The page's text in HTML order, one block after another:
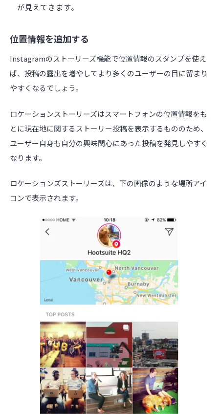
が見えてきます。
位置情報を追加する
Instagramのストーリーズ機能で位置情報のスタンプを使え
ば、投稿の露出を増やしてより多くのユーザーの目に留まり
やすくなるでしょう。
ロケーションストーリーズはスマートフォンの位置情報をも
とに現在地に関するストーリー投稿を表示するもののため、
ユーザー自身も自分の興味関心にあった投稿を発見しやすく
なります。
ロケーションズストーリーズは、下の画像のような場所アイ
コンで表示されます。